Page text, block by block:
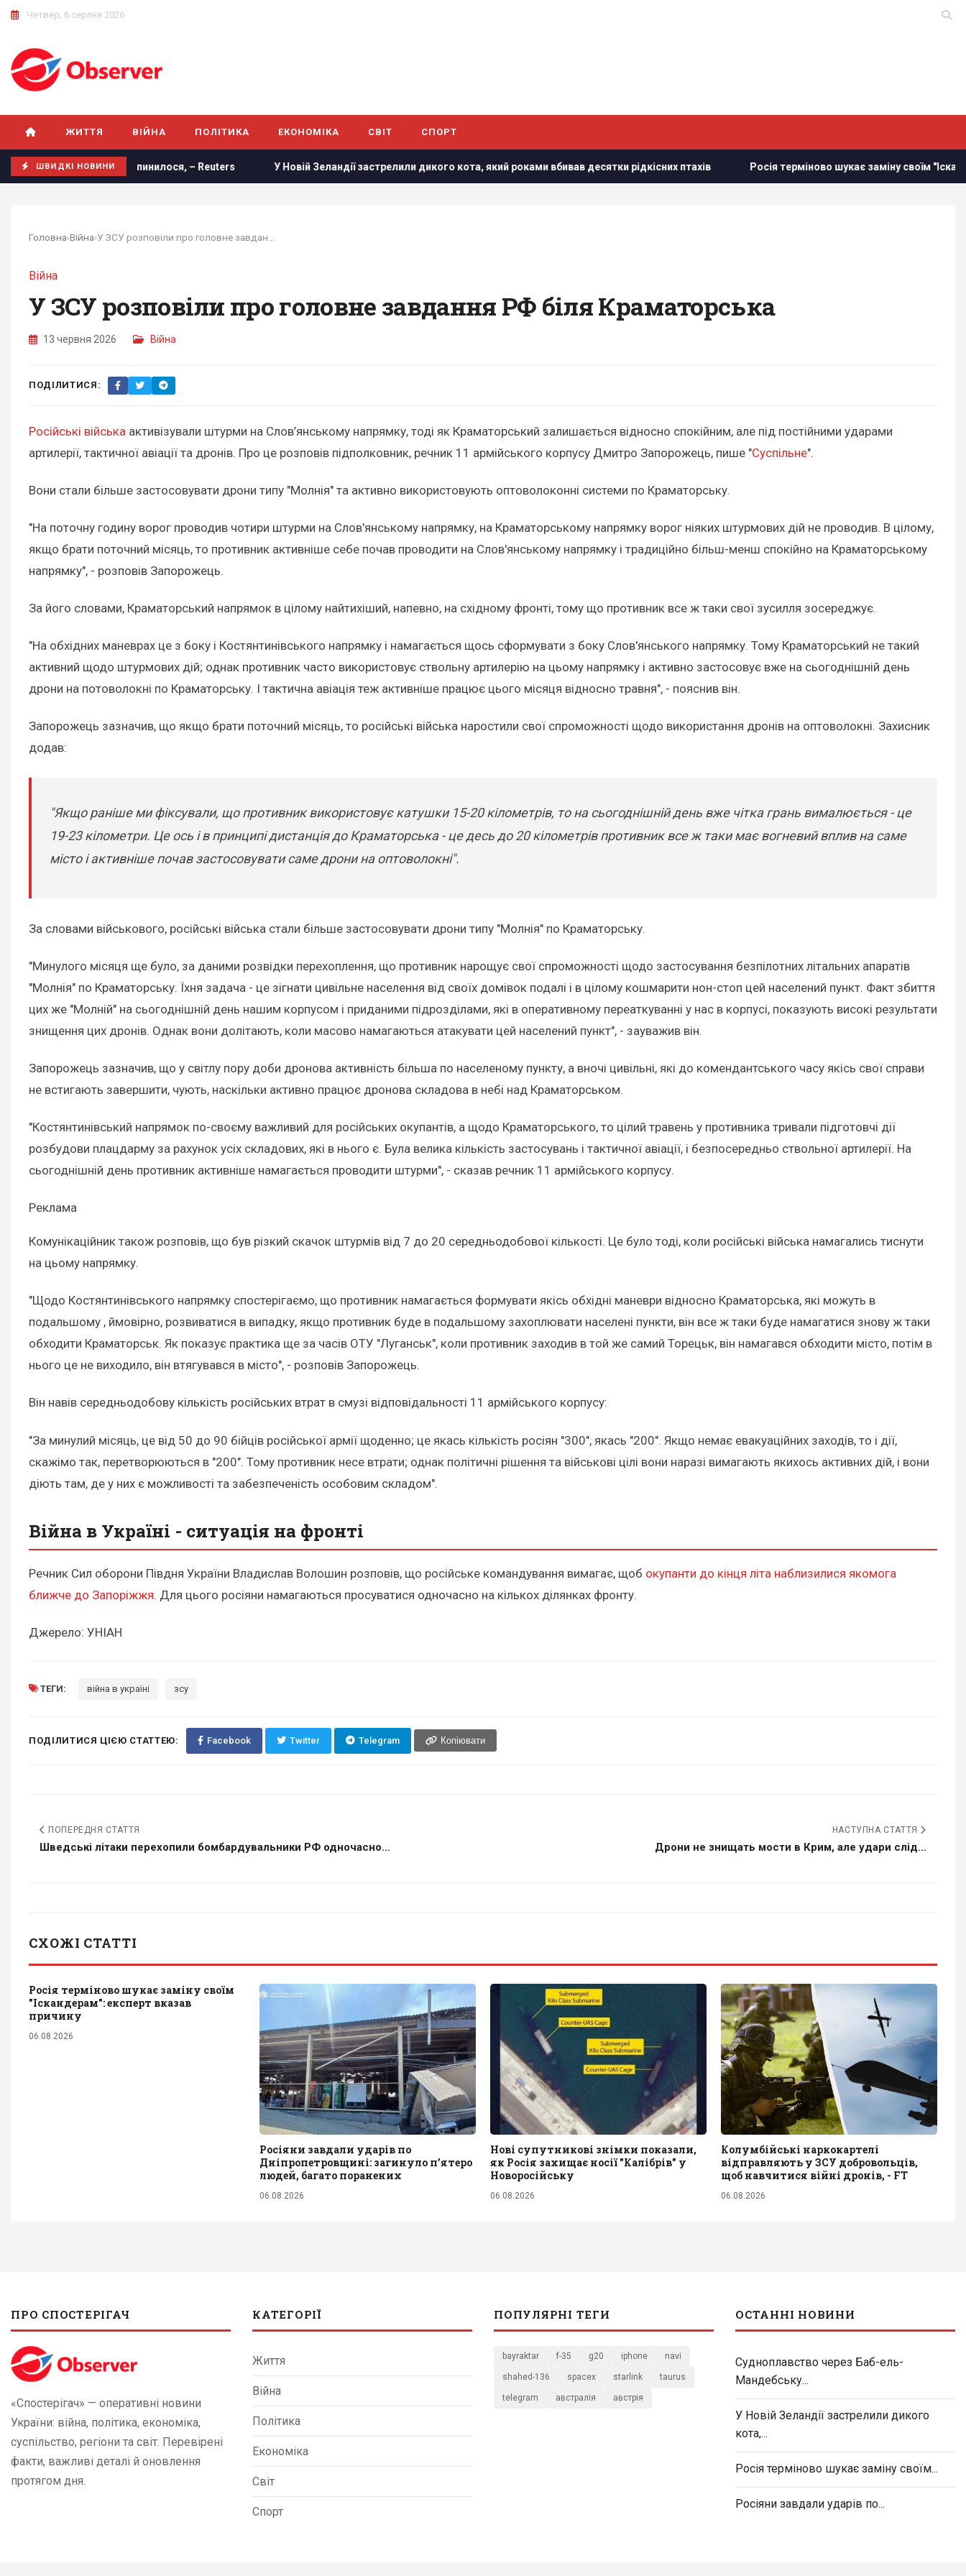
Четвер, 6 серпня 2026
ЖИТТЯ ВІЙНА ПОЛІТИКА ЕКОНОМІКА СВІТ СПОРТ
ШВИДКІ НОВИНИ
зупинилося, – Reuters У Новій Зеландії застрелили дикого кота, який роками вбивав десятки рідкісних птахів Росія терміново шукає заміну своїм "Іскандерам":
Головна›Війна›
Війна
У ЗСУ розповіли про головне завдання РФ біля Краматорська
13 червня 2026 Війна
ПОДІЛИТИСЯ:
Російські війська активізували штурми на Слов’янському напрямку, тоді як Краматорський залишається відносно спокійним, але під постійними ударами
артилерії, тактичної авіації та дронів. Про це розповів підполковник, речник 11 армійського корпусу Дмитро Запорожець, пише "Суспільне".
Вони стали більше застосовувати дрони типу "Молнія" та активно використовують оптоволоконні системи по Краматорську.
"На поточну годину ворог проводив чотири штурми на Слов'янському напрямку, на Краматорському напрямку ворог ніяких штурмових дій не проводив. В цілому,
якщо брати поточний місяць, то противник активніше себе почав проводити на Слов'янському напрямку і традиційно більш-менш спокійно на Краматорському
напрямку", - розповів Запорожець.
За його словами, Краматорський напрямок в цілому найтихіший, напевно, на східному фронті, тому що противник все ж таки свої зусилля зосереджує.
"На обхідних маневрах це з боку і Костянтинівського напрямку і намагається щось сформувати з боку Слов'янського напрямку. Тому Краматорський не такий
активний щодо штурмових дій; однак противник часто використовує ствольну артилерію на цьому напрямку і активно застосовує вже на сьогоднішній день
дрони на потоволокні по Краматорську. І тактична авіація теж активніше працює цього місяця відносно травня", - пояснив він.
Запорожець зазначив, що якщо брати поточний місяць, то російські війська наростили свої спроможності щодо використання дронів на оптоволокні. Захисник
додав:
"Якщо раніше ми фіксували, що противник використовує катушки 15-20 кілометрів, то на сьогоднішній день вже чітка грань вималюється - це
19-23 кілометри. Це ось і в принципі дистанція до Краматорська - це десь до 20 кілометрів противник все ж таки має вогневий вплив на саме
місто і активніше почав застосовувати саме дрони на оптоволокні".
За словами військового, російські війська стали більше застосовувати дрони типу "Молнія" по Краматорську.
"Минулого місяця ще було, за даними розвідки перехоплення, що противник нарощує свої спроможності щодо застосування безпілотних літальних апаратів
"Молнія" по Краматорську. Їхня задача - це зігнати цивільне населення від своїх домівок подалі і в цілому кошмарити нон-стоп цей населений пункт. Факт збиття
цих же "Молній" на сьогоднішній день нашим корпусом і приданими підрозділами, які в оперативному переаткуванні у нас в корпусі, показують високі результати
знищення цих дронів. Однак вони долітають, коли масово намагаються атакувати цей населений пункт", - зауважив він.
Запорожець зазначив, що у світлу пору доби дронова активність більша по населеному пункту, а вночі цивільні, які до комендантського часу якісь свої справи
не встигають завершити, чують, наскільки активно працює дронова складова в небі над Краматорськом.
"Костянтинівський напрямок по-своєму важливий для російських окупантів, а щодо Краматорського, то цілий травень у противника тривали підготовчі дії
розбудови плацдарму за рахунок усіх складових, які в нього є. Була велика кількість застосувань і тактичної авіації, і безпосередньо ствольної артилерії. На
сьогоднішній день противник активніше намагається проводити штурми", - сказав речник 11 армійського корпусу.
Реклама
Комунікаційник також розповів, що був різкий скачок штурмів від 7 до 20 середньодобової кількості. Це було тоді, коли російські війська намагались тиснути
на цьому напрямку.
"Щодо Костянтинівського напрямку спостерігаємо, що противник намагається формувати якісь обхідні маневри відносно Краматорська, які можуть в
подальшому , ймовірно, розвиватися в випадку, якщо противник буде в подальшому захоплювати населені пункти, він все ж таки буде намагатися знову ж таки
обходити Краматорськ. Як показує практика ще за часів ОТУ "Луганськ", коли противник заходив в той же самий Торецьк, він намагався обходити місто, потім в
нього це не виходило, він втягувався в місто", - розповів Запорожець.
Він навів середньодобову кількість російських втрат в смузі відповідальності 11 армійського корпусу:
"За минулий місяць, це від 50 до 90 бійців російської армії щоденно; це якась кількість росіян "300", якась "200". Якщо немає евакуаційних заходів, то і дії,
скажімо так, перетворюються в "200". Тому противник несе втрати; однак політичні рішення та військові цілі вони наразі вимагають якихось активних дій, і вони
діють там, де у них є можливості та забезпеченість особовим складом".
Війна в Україні - ситуація на фронті
Речник Сил оборони Півдня України Владислав Волошин розповів, що російське командування вимагає, щоб окупанти до кінця літа наблизилися якомога
ближче до Запоріжжя. Для цього росіяни намагаються просуватися одночасно на кількох ділянках фронту.
Джерело: УНІАН
ТЕГИ: війна в україні зсу
ПОДІЛИТИСЯ ЦІЄЮ СТАТТЕЮ: Facebook Twitter Telegram Копіювати
ПОПЕРЕДНЯ СТАТТЯ
Шведські літаки перехопили бомбардувальники РФ одночасно...
НАСТУПНА СТАТТЯ
Дрони не знищать мости в Крим, але удари слід...
СХОЖІ СТАТТІ
Росія терміново шукає заміну своїм
"Іскандерам": експерт вказав
причину
06.08.2026
Росіяни завдали ударів по
Дніпропетровщині: загинуло пʼятеро
людей, багато поранених
06.08.2026
Нові супутникові знімки показали,
як Росія захищає носії "Калібрів" у
Новоросійську
06.08.2026
Колумбійські наркокартелі
відправляють у ЗСУ добровольців,
щоб навчитися війні дронів, - FT
06.08.2026
ПРО СПОСТЕРІГАЧ
«Спостерігач» — оперативні новини
України: війна, політика, економіка,
суспільство, регіони та світ. Перевірені
факти, важливі деталі й оновлення
протягом дня.
КАТЕГОРІЇ
Життя
Війна
Політика
Економіка
Світ
Спорт
ПОПУЛЯРНІ ТЕГИ
bayraktar f-35 g20 iphone navi
shahed-136 spacex starlink taurus
telegram австралія австрія
ОСТАННІ НОВИНИ
Судноплавство через Баб-ель-
Мандебську...
У Новій Зеландії застрелили дикого
кота,...
Росія терміново шукає заміну своїм...
Росіяни завдали ударів по...